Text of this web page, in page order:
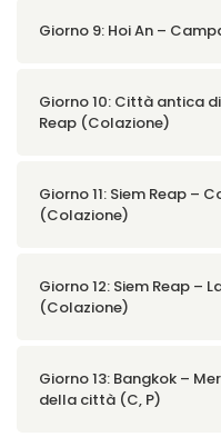
Giorno 9: Hoi An –
Giorno 10: Città antica
Reap (Colazione)
Giorno 11: Siem Reap –
(Colazione)
Giorno 12: Siem Reap –
(Colazione)
Giorno 13: Bangkok –
della città (C, P)